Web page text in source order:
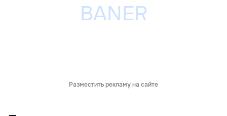
Разместить рекламу на сайте